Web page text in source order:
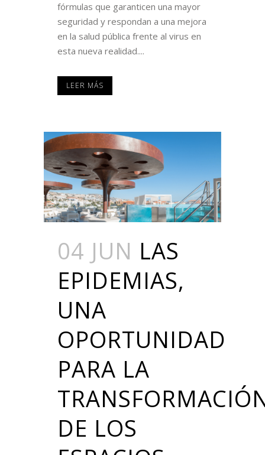
fórmulas que garanticen una mayor
seguridad y respondan a una mejora
en la salud pública frente al virus en
esta nueva realidad....
LEER MÁS
04 JUN LAS
EPIDEMIAS,
UNA
OPORTUNIDAD
PARA LA
DE LOS